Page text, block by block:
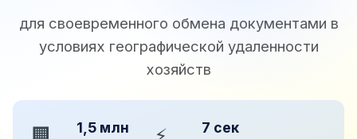
для своевременного обмена документами в
условиях географической удаленности
хозяйств
1,5 млн 7 сек